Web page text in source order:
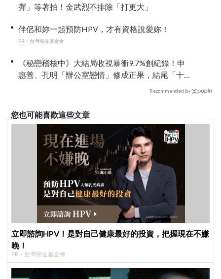
彈」等著拍！金武烈不排除「打更大」
伴侶和妳一起預防HPV，才有資格說愛妳！
PR・台灣癌症基金會
《秘戀稽核中》大結局收視暴衝9.7%創紀錄！申
惠善、孔明「辦公室戀情」修成正果，結尾「十
Recommended by
您也可能喜歡這些文章
立即諮詢HPV！是對自己健康最好的投資，把握現在不嫌
晚！
PR・台灣癌症基金會